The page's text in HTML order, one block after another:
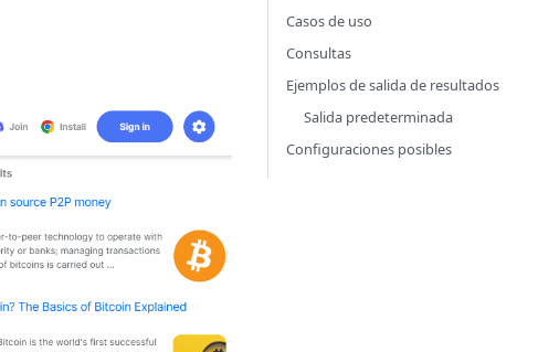
Casos de uso
Consultas
Ejemplos de salida de resultados
Salida predeterminada
Configuraciones posibles